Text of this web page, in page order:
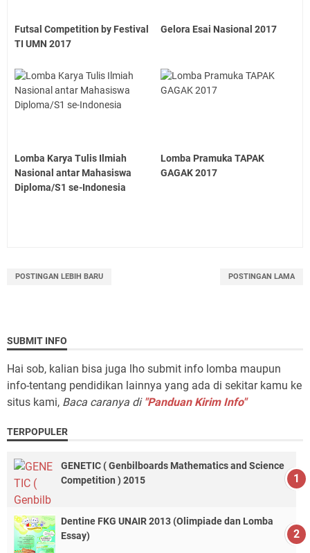
Futsal Competition by Festival
TI UMN 2017
Gelora Esai Nasional 2017
Lomba Karya Tulis Ilmiah
Nasional antar Mahasiswa
Diploma/S1 se-Indonesia
Lomba Pramuka TAPAK
GAGAK 2017
POSTINGAN LEBIH BARU POSTINGAN LAMA
SUBMIT INFO
Hai sob, kalian bisa juga lho submit info lomba maupun
info-tentang pendidikan lainnya yang ada di sekitar kamu ke
situs kami, Baca caranya di "Panduan Kirim Info"
TERPOPULER
GENETIC ( Genbilboards Mathematics and Science
Competition ) 2015
Dentine FKG UNAIR 2013 (Olimpiade dan Lomba
Essay)